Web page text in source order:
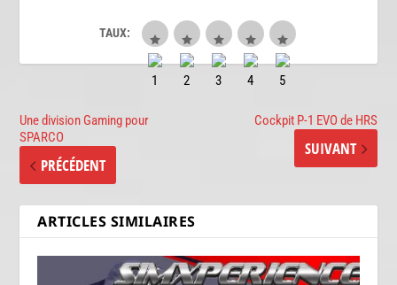
TAUX:
Une division Gaming pour
SPARCO
PRÉCÉDENT
Cockpit P-1 EVO de HRS
SUIVANT
ARTICLES SIMILAIRES